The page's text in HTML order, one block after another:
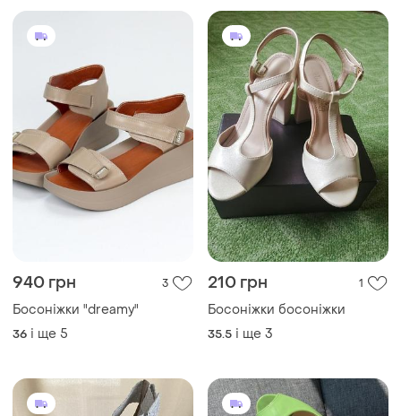
940 грн 3
Босоніжки "dreamy"
36 і ще 5
210 грн 1
Босоніжки босоніжки
35.5 і ще 3